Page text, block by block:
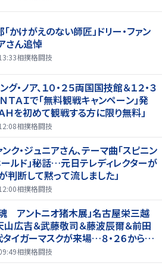
かけがえのない師匠」ドリー・ファン
さん追悼
相撲格闘技
・ノア、１０・２５両国国技館＆１２・３
ＴＡＩで「無料観戦キャンペーン」発
Ｈを初めて観戦する方に限り無料」
相撲格闘技
ンク・ジュニアさん、テーマ曲「スピニン
ールド」秘話…元日テレディレクターが
判断して黙って流しました」
相撲格闘技
アントニオ猪木展」名古屋栄三越
広吉＆武藤敬司＆藤波辰爾＆前田
イガーマスクが来場…８・２６から９・
相撲格闘技